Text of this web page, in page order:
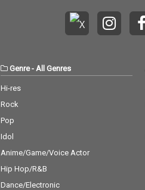
Genre- All Genres
Hi-res
Rock
Pop
Idol
Anime/Game/Voice Actor
Hip Hop/R&B
Dance/Electronic